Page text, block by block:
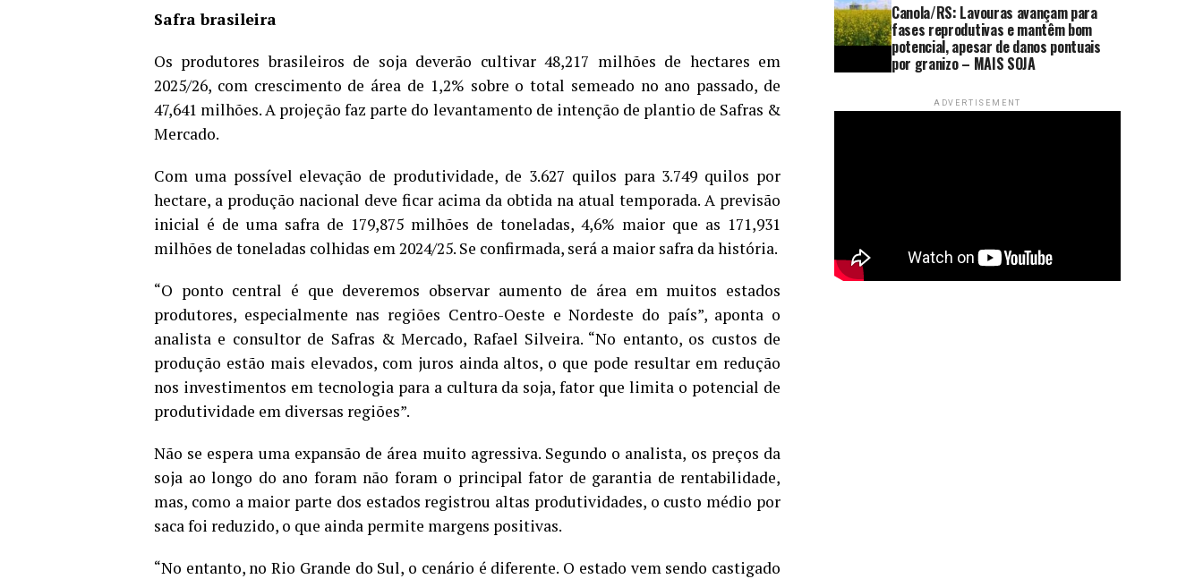
Safra brasileira
Os produtores brasileiros de soja deverão cultivar 48,217 milhões de hectares em
2025/26, com crescimento de área de 1,2% sobre o total semeado no ano passado, de
47,641 milhões. A projeção faz parte do levantamento de intenção de plantio de Safras &
Mercado.
Com uma possível elevação de produtividade, de 3.627 quilos para 3.749 quilos por
hectare, a produção nacional deve ficar acima da obtida na atual temporada. A previsão
inicial é de uma safra de 179,875 milhões de toneladas, 4,6% maior que as 171,931
milhões de toneladas colhidas em 2024/25. Se confirmada, será a maior safra da história.
“O ponto central é que deveremos observar aumento de área em muitos estados
produtores, especialmente nas regiões Centro-Oeste e Nordeste do país”, aponta o
analista e consultor de Safras & Mercado, Rafael Silveira. “No entanto, os custos de
produção estão mais elevados, com juros ainda altos, o que pode resultar em redução
nos investimentos em tecnologia para a cultura da soja, fator que limita o potencial de
produtividade em diversas regiões”.
Não se espera uma expansão de área muito agressiva. Segundo o analista, os preços da
soja ao longo do ano foram não foram o principal fator de garantia de rentabilidade,
mas, como a maior parte dos estados registrou altas produtividades, o custo médio por
saca foi reduzido, o que ainda permite margens positivas.
“No entanto, no Rio Grande do Sul, o cenário é diferente. O estado vem sendo castigado
Canola/RS: Lavouras avançam para
fases reprodutivas e mantêm bom
potencial, apesar de danos pontuais
por granizo – MAIS SOJA
ADVERTISEMENT